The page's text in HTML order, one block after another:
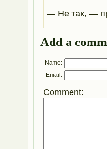
— Не так, —
Add a
Name:
Email:
Comment: